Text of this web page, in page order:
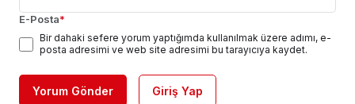
E-Posta*
Bir dahaki sefere yorum yaptığımda kullanılmak üzere adımı, e-
posta adresimi ve web site adresimi bu tarayıcıya kaydet.
Yorum Gönder Giriş Yap